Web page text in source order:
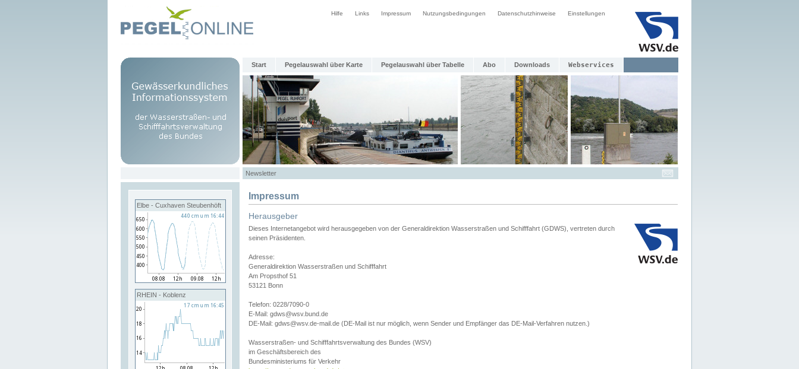
Hilfe Links Impressum Nutzungsbedingungen Datenschutzhinweise Einstellungen
Start Pegelauswahl über Karte Pegelauswahl über Tabelle Abo Downloads Webservices
Newsletter
Elbe - Cuxhaven Steubenhöft
RHEIN - Koblenz
Impressum
Herausgeber
Dieses Internetangebot wird herausgegeben von der Generaldirektion Wasserstraßen und Schifffahrt (GDWS), vertreten durch
seinen Präsidenten.
Adresse:
Generaldirektion Wasserstraßen und Schifffahrt
Am Propsthof 51
53121 Bonn
Telefon: 0228/7090-0
E-Mail: gdws@wsv.bund.de
DE-Mail: gdws@wsv.de-mail.de (DE-Mail ist nur möglich, wenn Sender und Empfänger das DE-Mail-Verfahren nutzen.)
Wasserstraßen- und Schifffahrtsverwaltung des Bundes (WSV)
im Geschäftsbereich des
Bundesministeriums für Verkehr